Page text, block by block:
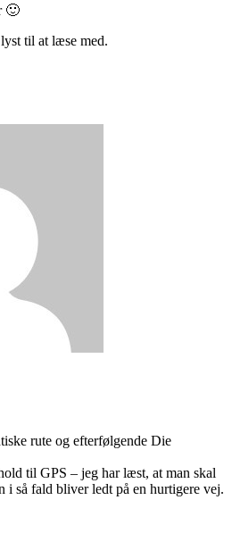
🙂
til at læse med.
rute og efterfølgende Die
til GPS – jeg har læst, at man skal
i så fald bliver ledt på en hurtigere vej.